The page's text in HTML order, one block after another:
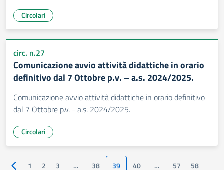
Circolari
circ. n.27
Comunicazione avvio attività didattiche in orario
definitivo dal 7 Ottobre p.v. – a.s. 2024/2025.
Comunicazione avvio attività didattiche in orario definitivo
dal 7 Ottobre p.v. - a.s. 2024/2025.
Circolari
1 2 3 … 38 39 40 … 57
58